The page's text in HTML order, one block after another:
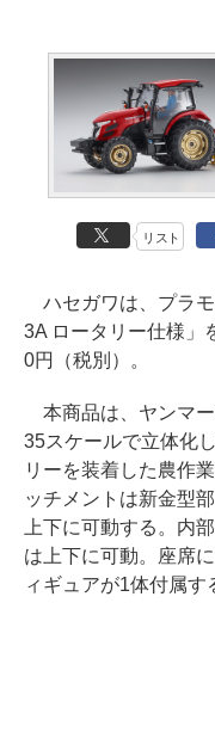
リスト
ハセガワは、プラ
3A ロータリー仕様」
0円（税別）。
本商品は、ヤンマ
35スケールで立体化
リーを装着した農作
ッチメントは新金型
上下に可動する。内
は上下に可動。座席
ィギュアが1体付属す